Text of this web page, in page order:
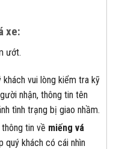
xe:
ướt.
vui lòng kiểm tra kỹ
nhận, thông tin tên
tình trạng bị giao nhầm.
tin về miếng vá
quý khách có cái nhìn